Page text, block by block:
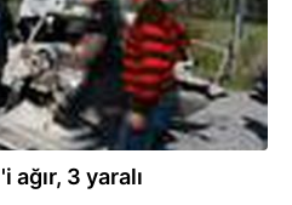
ağır, 3 yaralı